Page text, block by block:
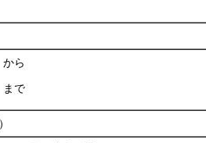
ら
まで